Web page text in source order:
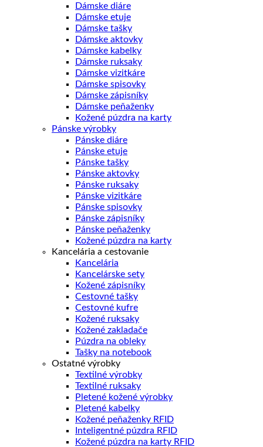
Dámske diáre
Dámske etuje
Dámske tašky
Dámske aktovky
Dámske kabelky
Dámske ruksaky
Dámske vizitkáre
Dámske spisovky
Dámske zápisníky
Dámske peňaženky
Kožené púzdra na karty
Pánske výrobky
Pánske diáre
Pánske etuje
Pánske tašky
Pánske aktovky
Pánske ruksaky
Pánske vizitkáre
Pánske spisovky
Pánske zápisníky
Pánske peňaženky
Kožené púzdra na karty
Kancelária a cestovanie
Kancelária
Kancelárske sety
Kožené zápisníky
Cestovné tašky
Cestovné kufre
Kožené ruksaky
Kožené zakladače
Púzdra na obleky
Tašky na notebook
Ostatné výrobky
Textilné výrobky
Textilné ruksaky
Pletené kožené výrobky
Pletené kabelky
Kožené peňaženky RFID
Inteligentné púzdra RFID
Kožené púzdra na karty RFID